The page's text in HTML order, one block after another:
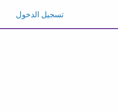
تسجيل الدخول